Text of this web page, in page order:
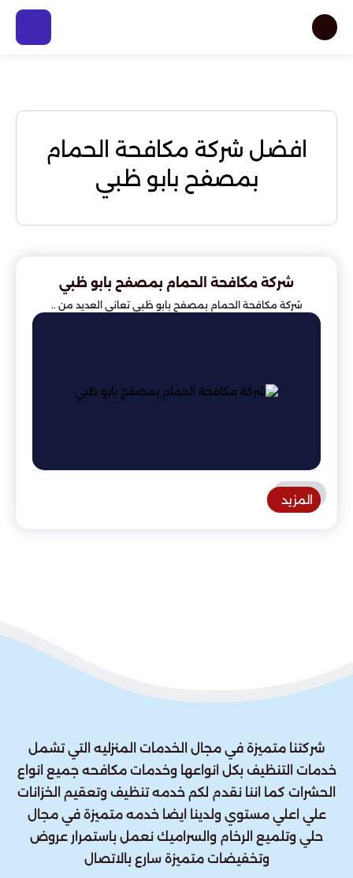
افضل شركة مكافحة الحمام
بمصفح بابو ظبي
شركة مكافحة الحمام بمصفح بابو ظبي
شركة مكافحة الحمام بمصفح بابو ظبي تعاني العديد من ..
المزيد
شركتنا متميزة في مجال الخدمات المنزليه التي تشمل
خدمات التنظيف بكل انواعها وخدمات مكافحه جميع انواع
الحشرات كما اننا نقدم لكم خدمه تنظيف وتعقيم الخزانات
علي اعلي مستوي ولدينا ايضا خدمه متميزة في مجال
حلي وتلميع الرخام والسراميك نعمل باستمرار عروض
وتخفيضات متميزة سارع بالاتصال